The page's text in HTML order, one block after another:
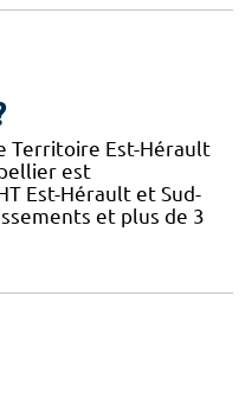
Territoire Est-Hérault
est
Est-Hérault et Sud-
et plus de 3